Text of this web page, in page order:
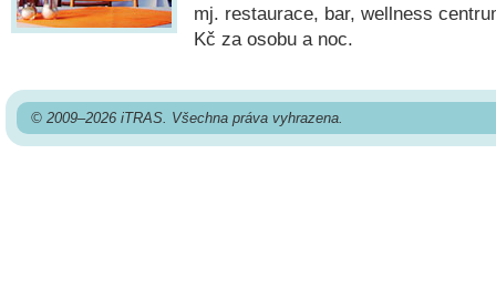
mj. restaurace, bar, wellness
Kč za osobu a noc.
© 2009–2026 iTRAS. Všechna práva vyhrazena.